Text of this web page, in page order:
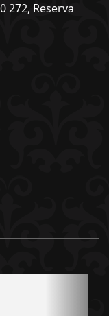
272, Reserva